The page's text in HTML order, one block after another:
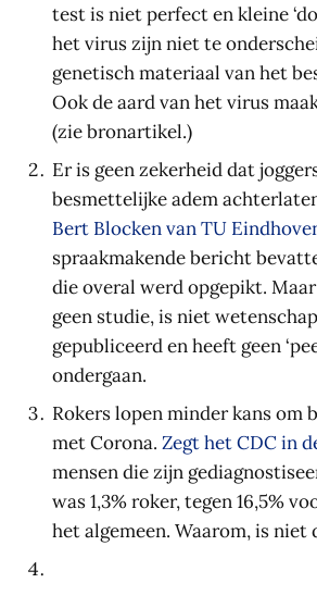
test is niet perfect en kleine
het virus zijn niet te
genetisch materiaal van het
Ook de aard van het virus
(zie bronartikel.)
Er is geen zekerheid dat
besmettelijke adem
Bert Blocken van TU
spraakmakende bericht
die overal werd opgepikt.
geen studie, is niet
gepubliceerd en heeft geen
ondergaan.
Rokers lopen minder kans om
met Corona. Zegt het CDC in
mensen die zijn
was 1,3% roker, tegen 16,5%
het algemeen. Waarom, is niet